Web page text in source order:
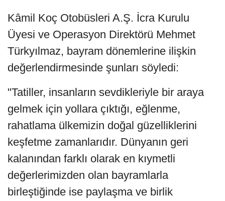
Kâmil Koç Otobüsleri A.Ş. İcra Kurulu
Üyesi ve Operasyon Direktörü Mehmet
Türkyılmaz, bayram dönemlerine ilişkin
değerlendirmesinde şunları söyledi:
"Tatiller, insanların sevdikleriyle bir araya
gelmek için yollara çıktığı, eğlenme,
rahatlama ülkemizin doğal güzelliklerini
keşfetme zamanlarıdır. Dünyanın geri
kalanından farklı olarak en kıymetli
değerlerimizden olan bayramlarla
birleştiğinde ise paylaşma ve birlik